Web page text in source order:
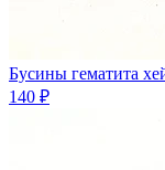
Бусины гематита
140 ₽